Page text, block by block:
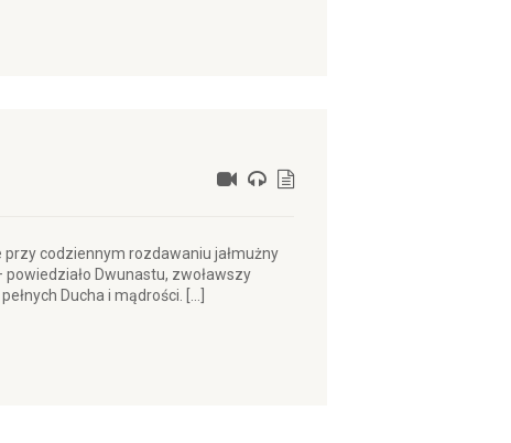
codziennym rozdawaniu jałmużny
powiedziało Dwunastu, zwoławszy
Ducha i mądrości. […]